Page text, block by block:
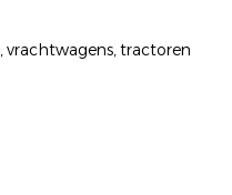
vrachtwagens tractoren